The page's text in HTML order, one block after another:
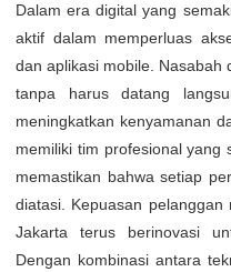
Dalam era digital yang
aktif dalam memperluas
dan aplikasi mobile. Nasabah
tanpa harus datang
meningkatkan kenyamanan
memiliki tim profesional yang
memastikan bahwa setiap
diatasi. Kepuasan
Jakarta terus berinovasi
Dengan kombinasi antara